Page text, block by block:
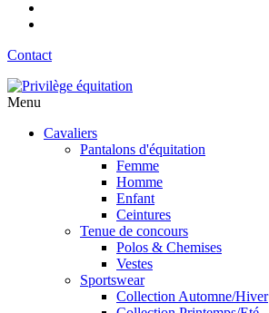
Contact
Menu
Cavaliers
Pantalons d'équitation
Femme
Homme
Enfant
Ceintures
Tenue de concours
Polos & Chemises
Vestes
Sportswear
Collection Automne/Hiver